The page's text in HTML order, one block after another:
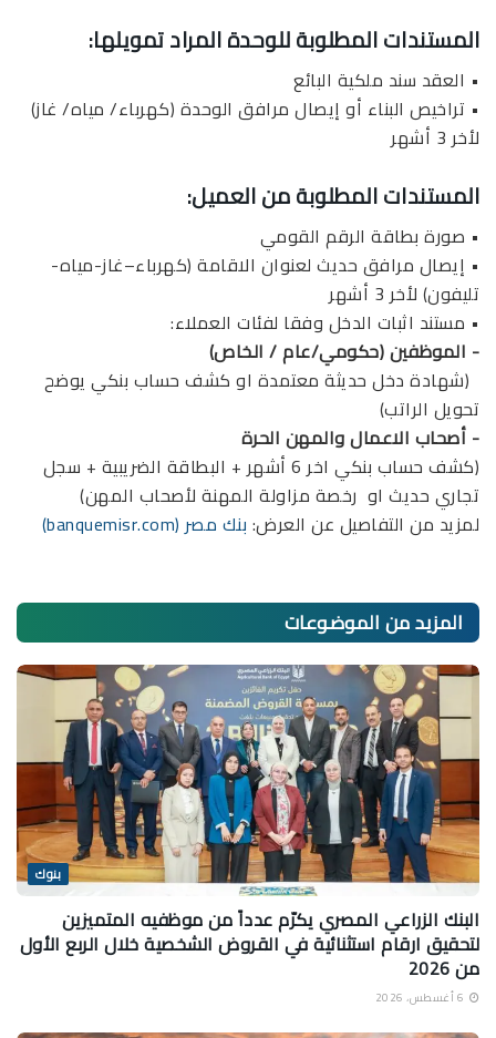
المستندات المطلوبة للوحدة المراد تمويلها:
• العقد سند ملكية البائع
• تراخيص البناء أو إيصال مرافق الوحدة (كهرباء/ مياه/ غاز)
لأخر 3 أشهر
المستندات المطلوبة من العميل:
• صورة بطاقة الرقم القومي
• إيصال مرافق حديث لعنوان الاقامة (كهرباء–غاز-مياه-
تليفون) لأخر 3 أشهر
• مستند اثبات الدخل وفقا لفئات العملاء:
­- الموظفين (حكومي/عام / الخاص)
(شهادة دخل حديثة معتمدة او كشف حساب بنكي يوضح
تحويل الراتب)
­- أصحاب الاعمال والمهن الحرة
(كشف حساب بنكي اخر 6 أشهر + البطاقة الضريبية + سجل
تجاري حديث او رخصة مزاولة المهنة لأصحاب المهن)
لمزيد من التفاصيل عن العرض: بنك مصر (banquemisr.com)
المزيد منالموضوعات
بنوك
البنك الزراعي المصري يكرّم عدداً من موظفيه المتميزين
لتحقيق ارقام استثنائية في القروض الشخصية خلال الربع الأول
من 2026